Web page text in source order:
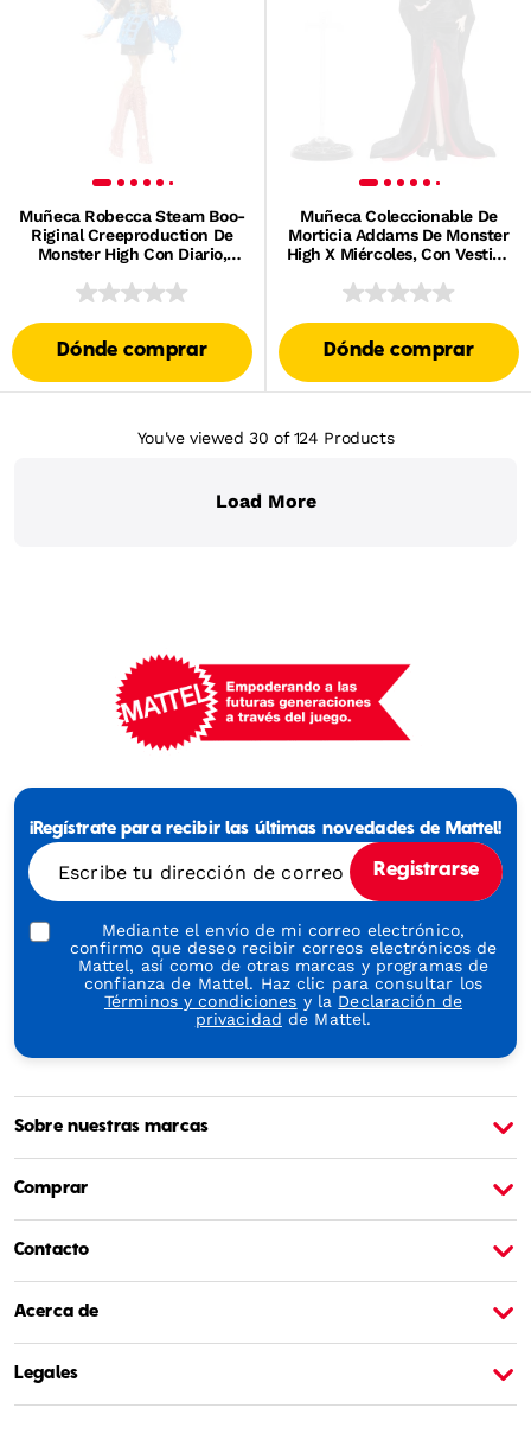
Muñeca Robecca Steam Boo-
Riginal Creeproduction De
Monster High Con Diario,
Mascota
Dónde comprar
Muñeca Coleccionable De
Morticia Addams De Monster
High X Miércoles, Con Vestido
Dónde comprar
You've viewed 30of 124 Products
Load More
-
Generations
Play
¡Regístrate para recibir las últimas novedades de Mattel!
Escribe tu dirección de correo electrónico
Registrarse
Mediante el envío de mi correo electrónico,
confirmo que deseo recibir correos electrónicos de
Mattel, así como de otras marcas y programas de
confianza de Mattel. Haz clic para consultar los
Términos y condiciones y la Declaración de
privacidad de Mattel.
Sobre nuestras marcas
Comprar
Contacto
Acerca de
Legales